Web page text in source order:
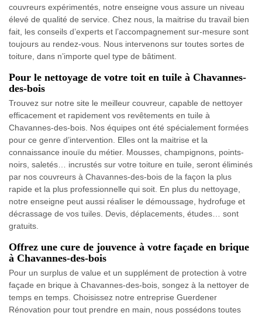
couvreurs expérimentés, notre enseigne vous assure un niveau
élevé de qualité de service. Chez nous, la maitrise du travail bien
fait, les conseils d’experts et l’accompagnement sur-mesure sont
toujours au rendez-vous. Nous intervenons sur toutes sortes de
toiture, dans n’importe quel type de bâtiment.
Pour le nettoyage de votre toit en tuile à Chavannes-
des-bois
Trouvez sur notre site le meilleur couvreur, capable de nettoyer
efficacement et rapidement vos revêtements en tuile à
Chavannes-des-bois. Nos équipes ont été spécialement formées
pour ce genre d’intervention. Elles ont la maitrise et la
connaissance inouïe du métier. Mousses, champignons, points-
noirs, saletés… incrustés sur votre toiture en tuile, seront éliminés
par nos couvreurs à Chavannes-des-bois de la façon la plus
rapide et la plus professionnelle qui soit. En plus du nettoyage,
notre enseigne peut aussi réaliser le démoussage, hydrofuge et
décrassage de vos tuiles. Devis, déplacements, études… sont
gratuits.
Offrez une cure de jouvence à votre façade en brique
à Chavannes-des-bois
Pour un surplus de value et un supplément de protection à votre
façade en brique à Chavannes-des-bois, songez à la nettoyer de
temps en temps. Choisissez notre entreprise Guerdener
Rénovation pour tout prendre en main, nous possédons toutes